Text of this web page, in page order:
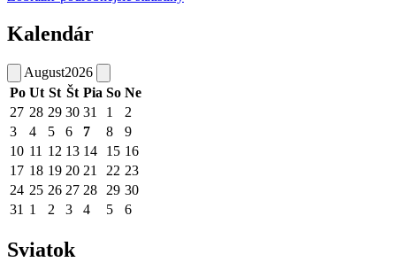
Kalendár
August2026
Po Ut St Št Pia So Ne
27 28 29 30 31 1
2
3
4 5 6 7 8
9
10 11 12 13 14 15 16
17 18 19 20 21 22 23
24 25 26 27 28 29 30
31 1 2 3 4 5 6
Sviatok